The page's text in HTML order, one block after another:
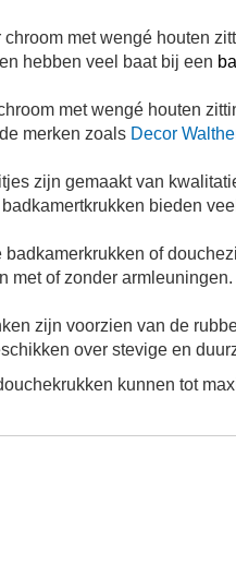
met wengé houten
hebben veel baat bij een
met wengé houten
merken zoals Decor
zijn gemaakt van
bieden
of
met of zonder
zijn voorzien van de
over stevige en
kunnen tot